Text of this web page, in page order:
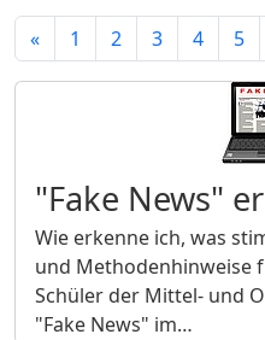
« 1 2 3 4 5
"Fake News"
Wie erkenne ich, was
und Methodenhinweise
Schüler der Mittel- und
"Fake News" im…